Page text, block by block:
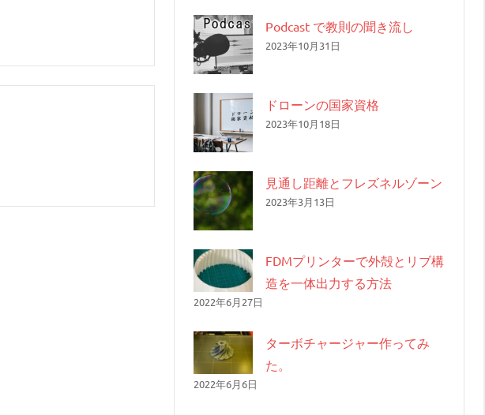
Podcast で教則の聞き流し
2023年10月31日
ドローンの国家資格
2023年10月18日
見通し距離とフレズネルゾーン
2023年3月13日
FDMプリンターで外殻とリブ構
造を一体出力する方法
2022年6月27日
ターボチャージャー作ってみ
た。
2022年6月6日